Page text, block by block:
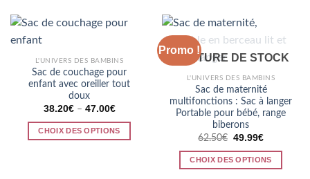
a
Les
options
peuvent
être
choisies
sur
variations.
Les
options
être
choisies
sur
la
page
du
produit
L'UNIVERS DES BAMBINS
Sac de couchage pour
enfant avec oreiller tout
doux
38.20€– 47.00€
CHOIX DES OPTIONS
Promo !
RUPTURE DE STOCK
L'UNIVERS DES BAMBINS
Sac de maternité
multifonctions : Sac à langer
Portable pour bébé, range
biberons
62.50€ Le
initial
était :
49.99€Le
actuel
est :
CHOIX DES OPTIONS